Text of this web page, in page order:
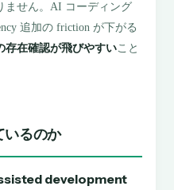
ません。AI コーディング
追加の friction が下がる
存在確認が飛びやすいこと
いるのか
development